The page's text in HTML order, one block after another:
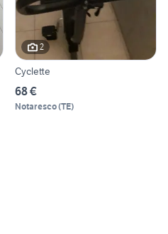
2
Cyclette
68 €
Notaresco(TE)